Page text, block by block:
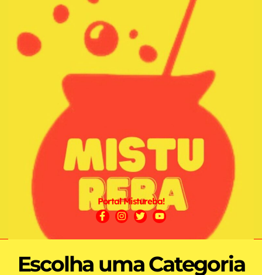
Portal Mistureba!
Escolha uma Categoria